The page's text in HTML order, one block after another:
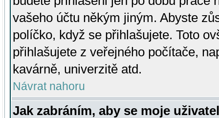
vašeho účtu někým jiným. Abyste
políčko, když se přihlašujete. Toto
přihlašujete z veřejného počítače,
kavárně, univerzitě atd.
Návrat nahoru
Jak zabráním, aby se moje